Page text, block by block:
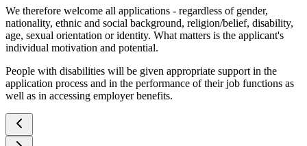
We therefore welcome all applications - regardless of gender,
nationality, ethnic and social background, religion/belief, disability,
age, sexual orientation or identity. What matters is the applicant's
individual motivation and potential.
People with disabilities will be given appropriate support in the
application process and in the performance of their job functions as
well as in accessing employer benefits.